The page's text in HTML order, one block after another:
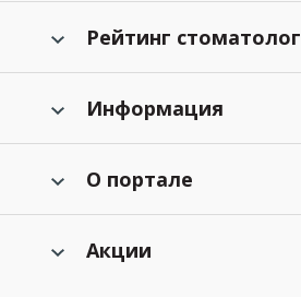
Рейтинг
Информация
О портале
Акции